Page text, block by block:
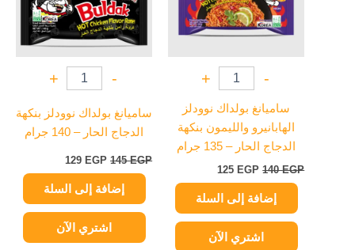
-
+
ساميانغ بولداك نوودلز
الهابانيرو والليمون بنكهة
الدجاج الحار – 135 جرام
140EGP
125 EGP
إضافة إلى السلة
اشتري الآن
-
+
ساميانغ بولداك نوودلز بنكهة
الدجاج الحار – 140 جرام
145EGP
129 EGP
إضافة إلى السلة
اشتري الآن